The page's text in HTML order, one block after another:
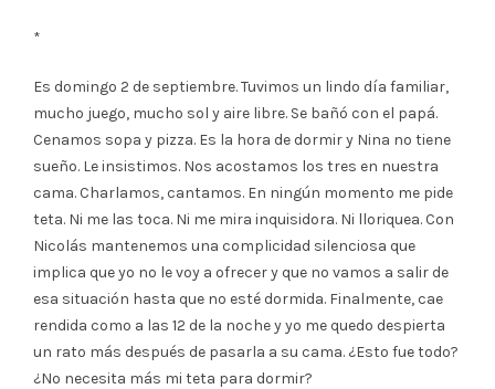
*
Es domingo 2 de septiembre. Tuvimos un lindo día familiar,
mucho juego, mucho sol y aire libre. Se bañó con el papá.
Cenamos sopa y pizza. Es la hora de dormir y Nina no tiene
sueño. Le insistimos. Nos acostamos los tres en nuestra
cama. Charlamos, cantamos. En ningún momento me pide
teta. Ni me las toca. Ni me mira inquisidora. Ni lloriquea. Con
Nicolás mantenemos una complicidad silenciosa que
implica que yo no le voy a ofrecer y que no vamos a salir de
esa situación hasta que no esté dormida. Finalmente, cae
rendida como a las 12 de la noche y yo me quedo despierta
un rato más después de pasarla a su cama. ¿Esto fue todo?
¿No necesita más mi teta para dormir?